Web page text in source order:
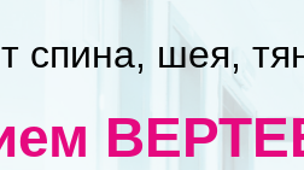
спина, шея,